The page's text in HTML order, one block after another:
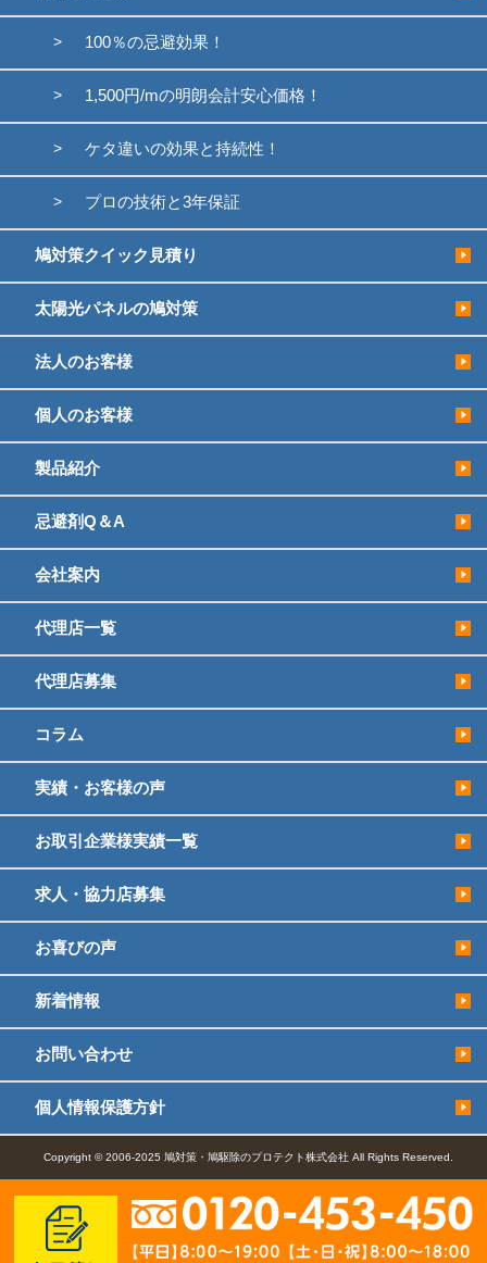
100％の忌避効果！
1,500円/mの明朗会計安心価格！
ケタ違いの効果と持続性！
プロの技術と3年保証
鳩対策クイック見積り
太陽光パネルの鳩対策
法人のお客様
個人のお客様
製品紹介
忌避剤Q＆A
会社案内
代理店一覧
代理店募集
コラム
実績・お客様の声
お取引企業様実績一覧
求人・協力店募集
お喜びの声
新着情報
お問い合わせ
個人情報保護方針
Copyright © 2006-2025 鳩対策・鳩駆除のプロテクト株式会社 All Rights Reserved.